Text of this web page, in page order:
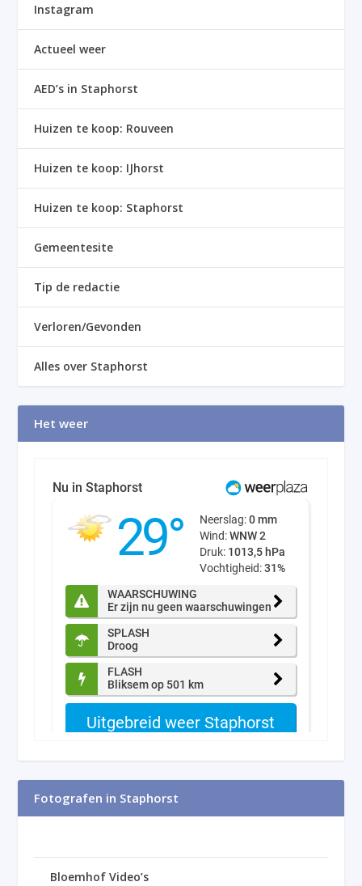
Instagram
Actueel weer
AED’s in Staphorst
Huizen te koop: Rouveen
Huizen te koop: IJhorst
Huizen te koop: Staphorst
Gemeentesite
Tip de redactie
Verloren/Gevonden
Alles over Staphorst
Het weer
Fotografen in Staphorst
Bloemhof Video’s